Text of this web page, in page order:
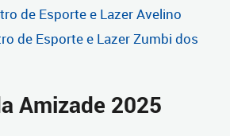
de Esporte e Lazer Avelino
de Esporte e Lazer Zumbi dos
Amizade 2025